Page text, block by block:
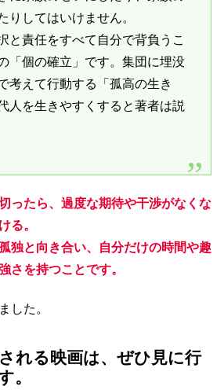
りしてはいけません。
と責任をすべて自分で背負うこ
「個の確立」です。集団に埋没
考えて行動する「孤高の生き
人を生きやすくすると著者は説
ったら、過度な期待や干渉がなくな
る。
独と向き合い、自分だけの時間や趣
さを持つことです。
した。
れる映画は、ぜひ見に行
。